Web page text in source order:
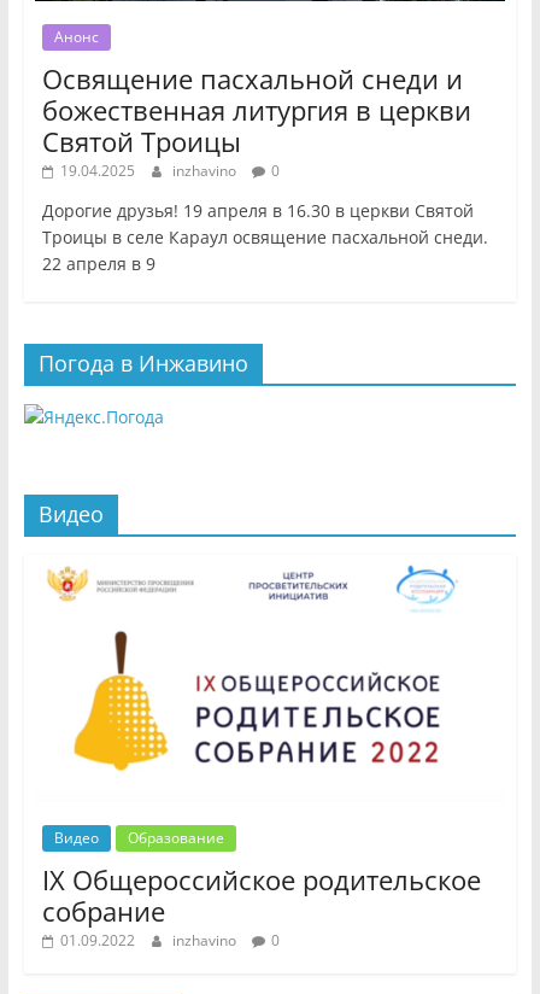
Анонс
Освящение пасхальной снеди и
божественная литургия в церкви
Святой Троицы
19.04.2025 inzhavino 0
Дорогие друзья! 19 апреля в 16.30 в церкви Святой
Троицы в селе Караул освящение пасхальной снеди.
22 апреля в 9
Погода в Инжавино
Видео
Видео Образование
IX Общероссийское родительское
собрание
01.09.2022 inzhavino 0